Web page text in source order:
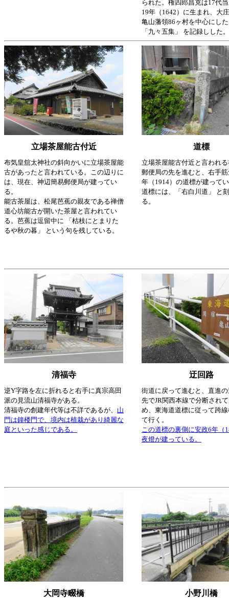
られた。権四郎昌克は17代
19年（1642）に生まれ、大
亀山藩領86ヶ村を中心にし
「九々五集」
を記録しした。
立場茶屋能古付近 道標
布気皇舘太神社の斜向かいに立場茶屋能
古があったと言われている。この辺りに
は、現在、神辺簡易郵便局が建ってい
る。
能古茶屋は、松尾芭蕉の親友である禅僧
道心坊能古が開いた茶屋と言われてい
る。芭蕉は逗留中に 「枯枝にとまりた
るや秋の暮」 という句を残している。
立場茶屋能古付近と言われ
郵便局の先を進むと、右手
年（1914）の道標が建って
道標には、「右白川道」 と
る。
清福寺 迂回路
逆Y字路を左に折れると右手に真宗高田
派の見流山清福寺がある。
清福寺の創建年代等は不詳であるが、 山
門は鐘楼門で、境内は植栽があり綺麗な
庭といった感じである。
街道に戻って進むと、直進
先でJR関西本線で分断され
め、東海道道標に従って跨
て行く。
この道標の裏側に安政6年（
夜燈が建っている。
大岡寺畷橋 小野川橋